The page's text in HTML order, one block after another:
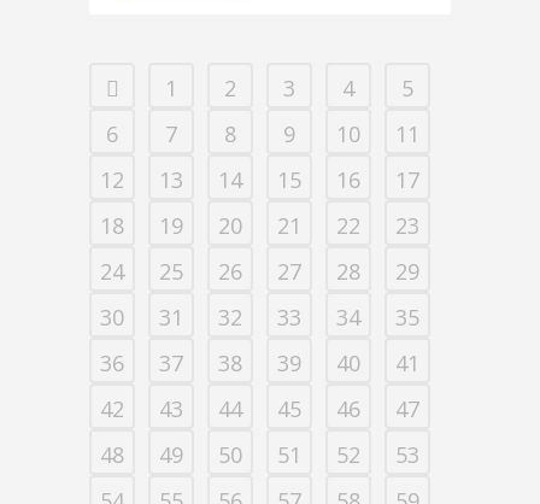
1 2 3 4
5
6
7 8 9 10
11
12
13 14 15 16
17
18
19 20 21 22
23
24
25 26 27 28
29
30
31 32 33 34
35
36
37 38 39 40
41
42
43 44 45 46
47
48
49 50 51 52
53